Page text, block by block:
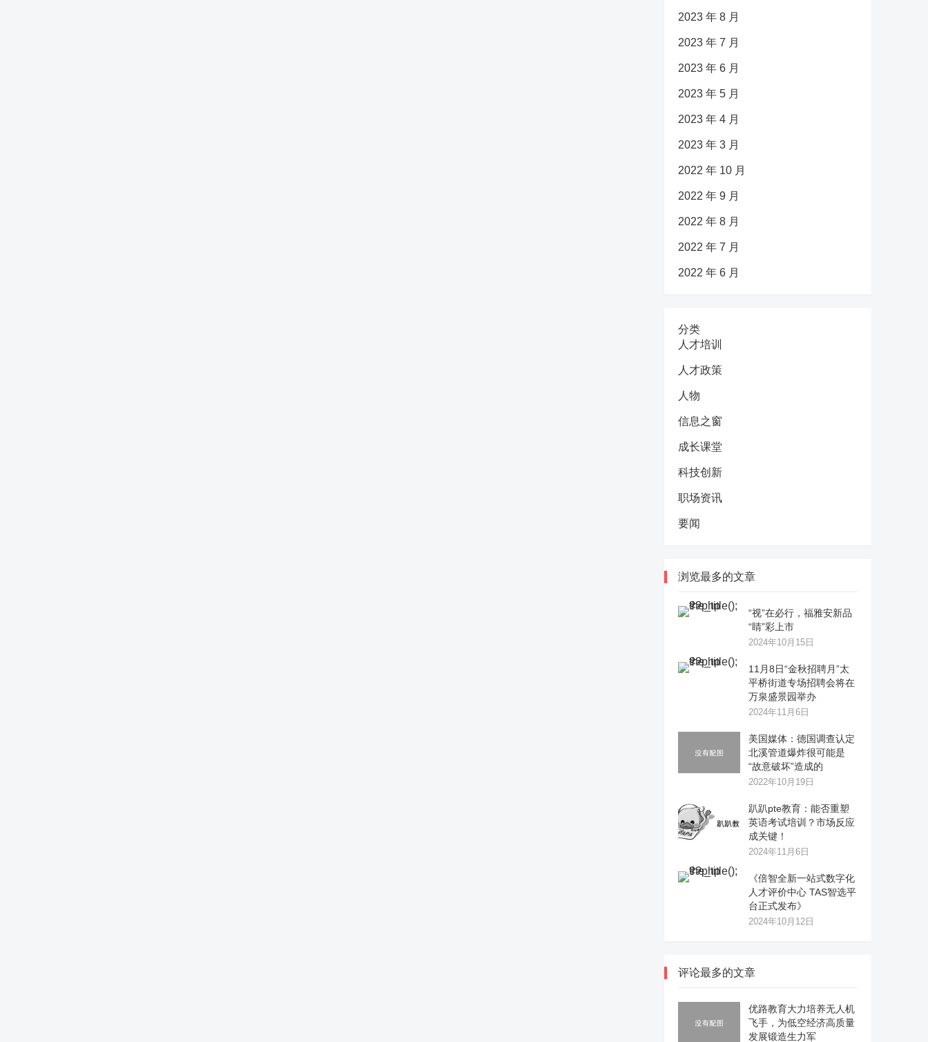
2023 年 8 月
2023 年 7 月
2023 年 6 月
2023 年 5 月
2023 年 4 月
2023 年 3 月
2022 年 10 月
2022 年 9 月
2022 年 8 月
2022 年 7 月
2022 年 6 月
分类
人才培训
人才政策
人物
信息之窗
成长课堂
科技创新
职场资讯
要闻
浏览最多的文章
“视”在必行，福雅安新品
“睛”彩上市
2024年10月15日
11月8日“金秋招聘月”太
平桥街道专场招聘会将在
万泉盛景园举办
2024年11月6日
美国媒体：德国调查认定
北溪管道爆炸很可能是
“故意破坏”造成的
2022年10月19日
趴趴pte教育：能否重塑
英语考试培训？市场反应
成关键！
2024年11月6日
《倍智全新一站式数字化
人才评价中心 TAS智选平
台正式发布》
2024年10月12日
评论最多的文章
优路教育大力培养无人机
飞手，为低空经济高质量
发展锻造生力军